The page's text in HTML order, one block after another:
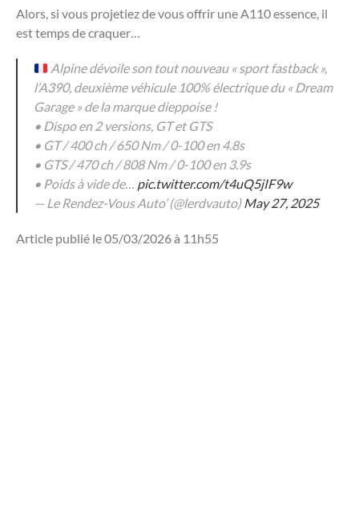
Alors, si vous projetiez de vous offrir une A110 essence, il
est temps de craquer…
Alpine dévoile son tout nouveau « sport fastback »,
l’A390, deuxième véhicule 100% électrique du « Dream
Garage » de la marque dieppoise !
• Dispo en 2 versions, GT et GTS
• GT / 400 ch / 650 Nm / 0-100 en 4.8s
• GTS / 470 ch / 808 Nm / 0-100 en 3.9s
• Poids à vide de… pic.twitter.com/t4uQ5jIF9w
— Le Rendez-Vous Auto’ (@lerdvauto)May 27, 2025
Article publié le 05/03/2026 à 11h55